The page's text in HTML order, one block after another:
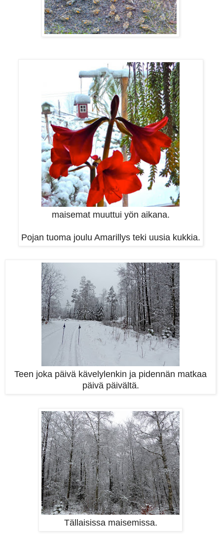
maisemat muuttui yön aikana.
Pojan tuoma joulu Amarillys teki uusia kukkia.
Teen joka päivä kävelylenkin ja pidennän matkaa
päivä päivältä.
Tällaisissa maisemissa.